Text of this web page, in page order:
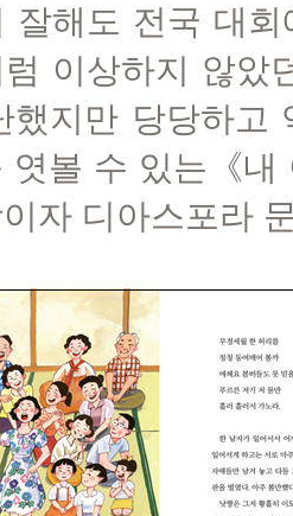
잘해도 전국 대
이상하지 않았
했지만 당당하고
엿볼 수 있는《
자 디아스포라